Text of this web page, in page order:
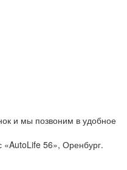
и мы позвоним в удобное
56», Оренбург.